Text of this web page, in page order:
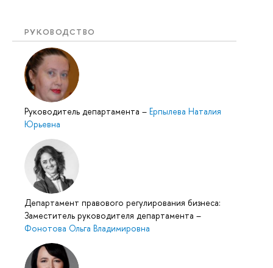
РУКОВОДСТВО
Руководитель департамента – Ерпылева Наталия
Юрьевна
Департамент правового регулирования бизнеса:
Заместитель руководителя департамента –
Фонотова Ольга Владимировна